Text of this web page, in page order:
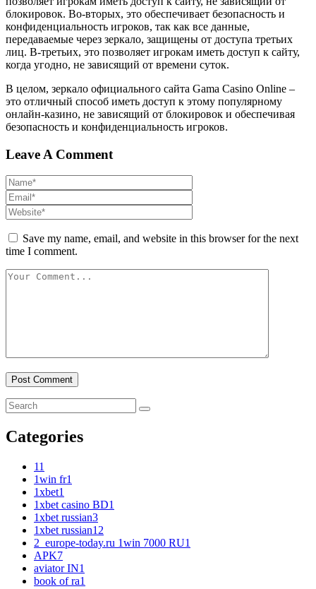
блокировок. Во-вторых, это обеспечивает безопасность и
конфиденциальность игроков, так как все данные,
передаваемые через зеркало, защищены от доступа третьих
лиц. В-третьих, это позволяет игрокам иметь доступ к сайту,
когда угодно, не зависящий от времени суток.
В целом, зеркало официального сайта Gama Casino Online –
это отличный способ иметь доступ к этому популярному
онлайн-казино, не зависящий от блокировок и обеспечивая
безопасность и конфиденциальность игроков.
Leave A Comment
Save my name, email, and website in this browser for the next
time I comment.
Categories
11
1win fr1
1xbet1
1xbet casino BD1
1xbet russian3
1xbet russian1 2
2_europe-today.ru 1win 7000 RU1
APK7
aviator IN1
book of ra1